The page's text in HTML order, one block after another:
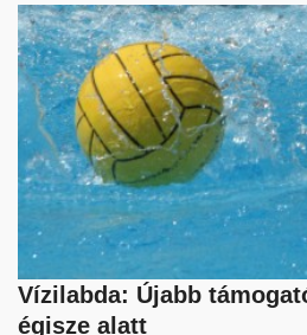
Vízilabda: Újabb
égisze alatt